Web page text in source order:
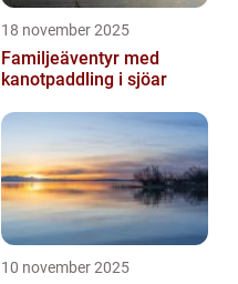
18 november 2025
Familjeäventyr med
kanotpaddling i sjöar
10 november 2025